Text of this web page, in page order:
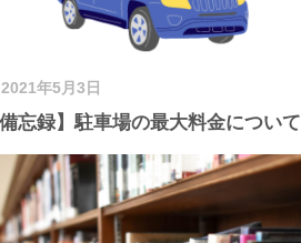
2021年5月3日
忘録】駐車場の最大料金について